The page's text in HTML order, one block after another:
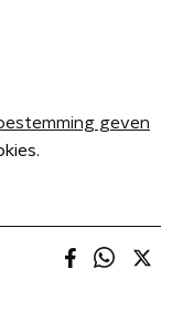
geven